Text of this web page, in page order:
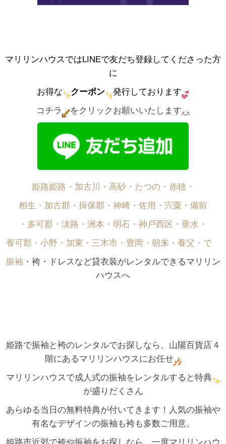
マリリンハウスではLINEで友だち登録してくださった方
に
お得な
クーポン
発行しております
コチラ
をクリックお願いいたします
姫路姫路・加古川・高砂・たつの・赤穂・
相生・加古郡・揖保郡・神﨑・佐用・宍粟・備前
・多可郡・淡路・洲本・明石・神戸西区・垂水・
養可郡・小野・加東・三木市・豊岡・朝来・養父・で゙
振袖 ・袴・ドレスなど貸衣装がレンタルできるマリリン
ハウスへ
姫路で振袖と袴のレンタルでお探しなら、山陽百貨店４
階にあるマリリンハウスにお任せ
マリリンハウスで成人式の振袖をレンタルすると特典
が盛りだくさん
あらゆる当日の無料特典が付いてきます！人気の振袖や
有名なデザインの振袖も袴も多数ご用意。
姫路市近郊で袴や振袖をお探しなら、一度マリリンハウ